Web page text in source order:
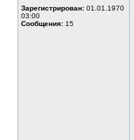
Зарегистрирован: 01.01.1970
03:00
Сообщения: 15